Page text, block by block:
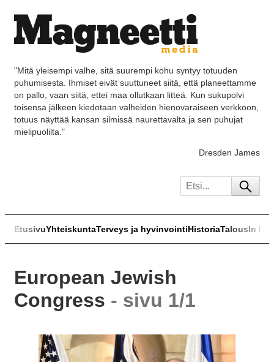
"Mitä yleisempi valhe, sitä suurempi kohu syntyy totuuden
puhumisesta. Ihmiset eivät suuttuneet siitä, että planeettamme
on pallo, vaan siitä, ettei maa ollutkaan litteä. Kun sukupolvi
toisensa jälkeen kiedotaan valheiden hienovaraiseen verkkoon,
totuus näyttää kansan silmissä naurettavalta ja sen puhujat
mielipuolilta."
Dresden James
EtusivuYhteiskuntaTerveys ja hyvinvointiHistoriaTalousIn
European Jewish
Congress - sivu 1/1